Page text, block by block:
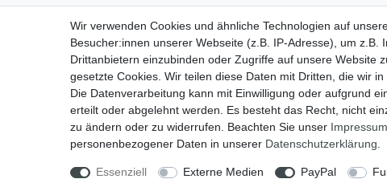
Widerrufs­recht
Wir verwenden Cookies und ähnliche Technologien auf
Besucher:innen unserer Webseite (z.B. IP-Adresse), um
Drittanbietern einzubinden oder Zugriffe auf unsere Website
gesetzte Cookies. Wir teilen diese Daten mit Dritten, die wir
Die Datenverarbeitung kann mit Einwilligung oder aufgrund
erteilt oder abgelehnt werden. Es besteht das Recht, nicht
zu ändern oder zu widerrufen. Beachten Sie unser Impressum
personenbezogener Daten in unserer Daten­schutz­erklärung
Essenziell Externe Medien PayPal